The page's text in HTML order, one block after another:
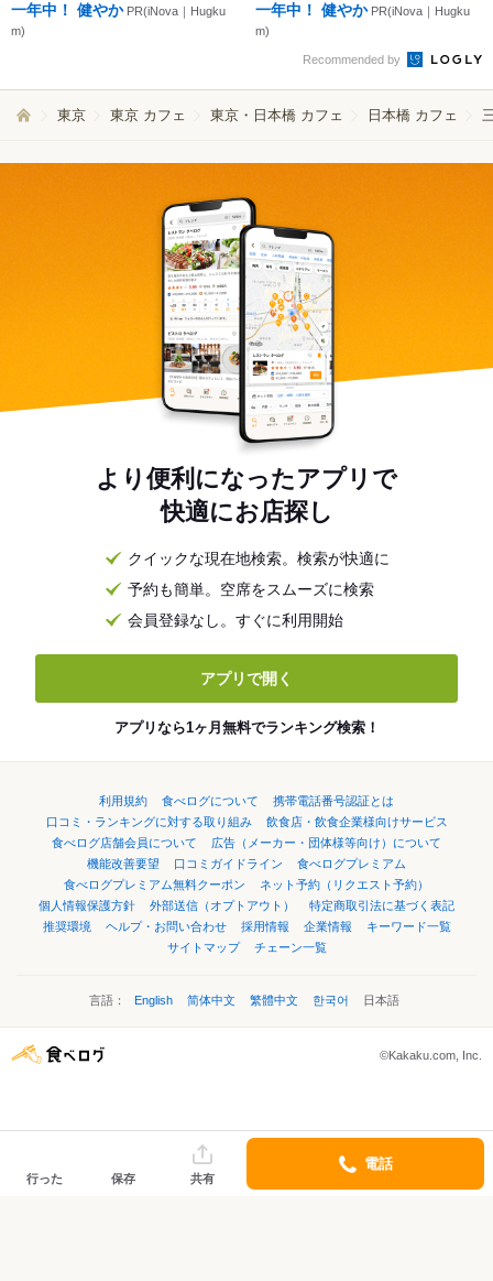
一年中！ 健やか PR(iNova｜Hugku
m)
一年中！ 健やか PR(iNova｜Hugku
m)
Recommended by
東京 東京 カフェ 東京・日本橋 カフェ 日本橋 カフェ
より便利になったアプリで
快適にお店探し
クイックな現在地検索。検索が快適に
予約も簡単。空席をスムーズに検索
会員登録なし。すぐに利用開始
アプリで開く
アプリなら1ヶ月無料でランキング検索！
利用規約 食べログについて
携帯電話番号認証とは
口コミ・ランキングに対する取り組み
飲食店・飲食企業様向けサービス
食べログ店舗会員について
広告（メーカー・団体様等向け）について
機能改善要望
口コミガイドライン
食べログプレミアム
食べログプレミアム無料クーポン
ネット予約（リクエスト予約）
個人情報保護方針
外部送信（オプトアウト）
特定商取引法に基づく表記
推奨環境
ヘルプ・お問い合わせ 採用情報 企業情報
キーワード一覧
サイトマップ
チェーン一覧
言語： English 简体中文 繁體中文 한국어 日本語
©Kakaku.com, Inc.
行った 保存 共有
電話